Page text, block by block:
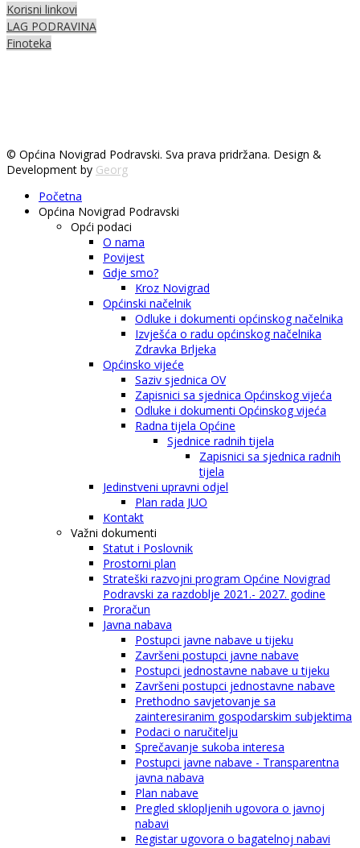
Korisni linkovi
LAG PODRAVINA
Finoteka
© Općina Novigrad Podravski. Sva prava pridržana. Design &
Development by Georg
Početna
Općina Novigrad Podravski
Opći podaci
O nama
Povijest
Gdje smo?
Kroz Novigrad
Općinski načelnik
Odluke i dokumenti općinskog načelnika
Izvješća o radu općinskog načelnika
Zdravka Brljeka
Općinsko vijeće
Saziv sjednica OV
Zapisnici sa sjednica Općinskog vijeća
Odluke i dokumenti Općinskog vijeća
Radna tijela Općine
Sjednice radnih tijela
Zapisnici sa sjednica radnih
tijela
Jedinstveni upravni odjel
Plan rada JUO
Kontakt
Važni dokumenti
Statut i Poslovnik
Prostorni plan
Strateški razvojni program Općine Novigrad
Podravski za razdoblje 2021.- 2027. godine
Proračun
Javna nabava
Postupci javne nabave u tijeku
Završeni postupci javne nabave
Postupci jednostavne nabave u tijeku
Završeni postupci jednostavne nabave
Prethodno savjetovanje sa
zainteresiranim gospodarskim subjektima
Podaci o naručitelju
Sprečavanje sukoba interesa
Postupci javne nabave - Transparentna
javna nabava
Plan nabave
Pregled sklopljenih ugovora o javnoj
nabavi
Registar ugovora o bagatelnoj nabavi